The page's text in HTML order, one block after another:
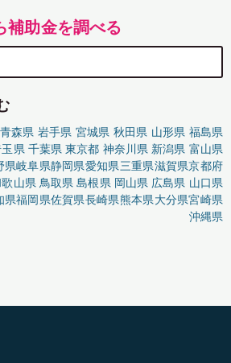
補助金を調べる
青森県 岩手県 宮城県 秋田県 山形県 福島県
県 千葉県 東京都 神奈川県 新潟県 富山県
県岐阜県静岡県愛知県三重県滋賀県京都府
山県 鳥取県 島根県 岡山県 広島県 山口県
県福岡県佐賀県長崎県熊本県大分県宮崎県
沖縄県